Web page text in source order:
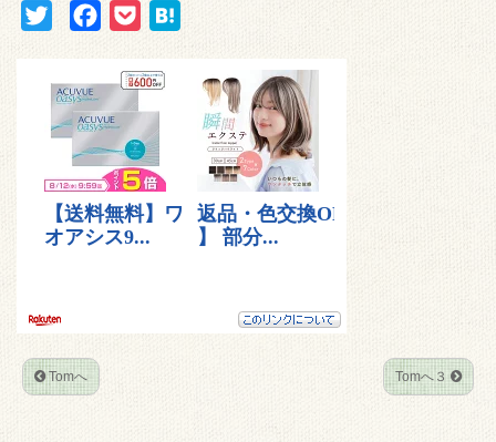
t
t
r
e
o
o
k
c
k
e
t
Tomへ Tomへ３